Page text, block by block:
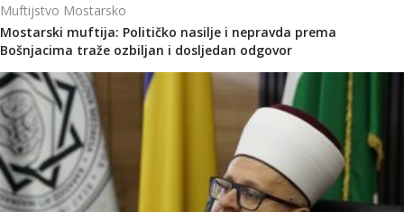
Muftijstvo Mostarsko
Mostarski muftija: Političko nasilje i nepravda prema
Bošnjacima traže ozbiljan i dosljedan odgovor